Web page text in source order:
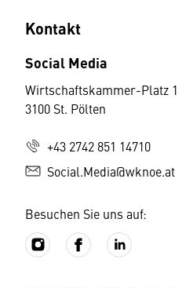
Kontakt
Social Media
Wirtschaftskammer-Platz 1
3100 St. Pölten
+43 2742 851 14710
Social.Media@wknoe.at
Besuchen Sie uns auf: